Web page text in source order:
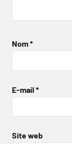
Nom*
E-mail *
Site web